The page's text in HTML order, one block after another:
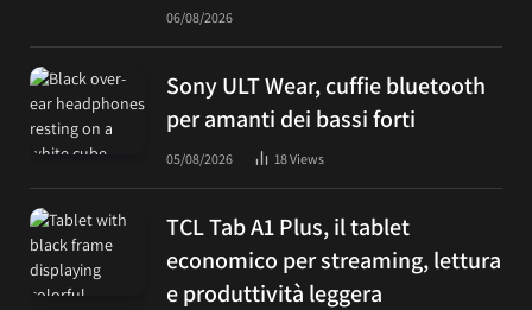
06/08/2026
Sony ULT Wear, cuffie bluetooth
per amanti dei bassi forti
05/08/2026 18Views
TCL Tab A1 Plus, il tablet
economico per streaming, lettura
e produttività leggera